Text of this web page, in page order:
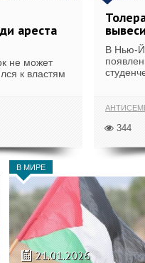
ареста
не может
к властям
В Нью-
344
В МИРЕ
21.01.2026